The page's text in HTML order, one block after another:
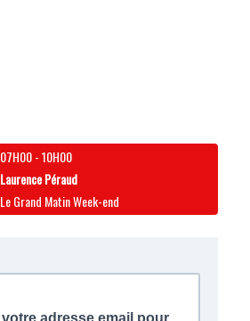
07H00-10H00
Laurence Péraud
Le Grand Matin Week-end